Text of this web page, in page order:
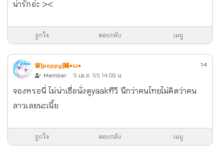
น่ารักอ่ะ ><
ถูกใจ ตอบกลับ เมนู
軰|poppy|闦●ω●
Member
5 เม.ย. 55 14:09 น.
14
จองหรอนี่ ไม่น่าเชื่อนั่งดูyaakทีวี นึกว่าคนไทยไม่คิดว่าคน
ลาวเลยนะเนี้ย
ถูกใจ ตอบกลับ เมนู